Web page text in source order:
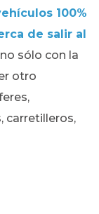
100%
de salir al
sólo con la
otro
carretilleros,